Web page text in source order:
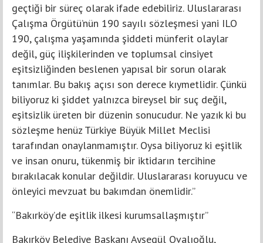
geçtiği bir süreç olarak ifade edebiliriz. Uluslararası
Çalışma Örgütü’nün 190 sayılı sözleşmesi yani ILO
190, çalışma yaşamında şiddeti münferit olaylar
değil, güç ilişkilerinden ve toplumsal cinsiyet
eşitsizliğinden beslenen yapısal bir sorun olarak
tanımlar. Bu bakış açısı son derece kıymetlidir. Çünkü
biliyoruz ki şiddet yalnızca bireysel bir suç değil,
eşitsizlik üreten bir düzenin sonucudur. Ne yazık ki bu
sözleşme henüz Türkiye Büyük Millet Meclisi
tarafından onaylanmamıştır. Oysa biliyoruz ki eşitlik
ve insan onuru, tükenmiş bir iktidarın tercihine
bırakılacak konular değildir. Uluslararası koruyucu ve
önleyici mevzuat bu bakımdan önemlidir.”
“Bakırköy’de eşitlik ilkesi kurumsallaşmıştır”
Bakırköy Belediye Başkanı Ayşegül Ovalıoğlu,